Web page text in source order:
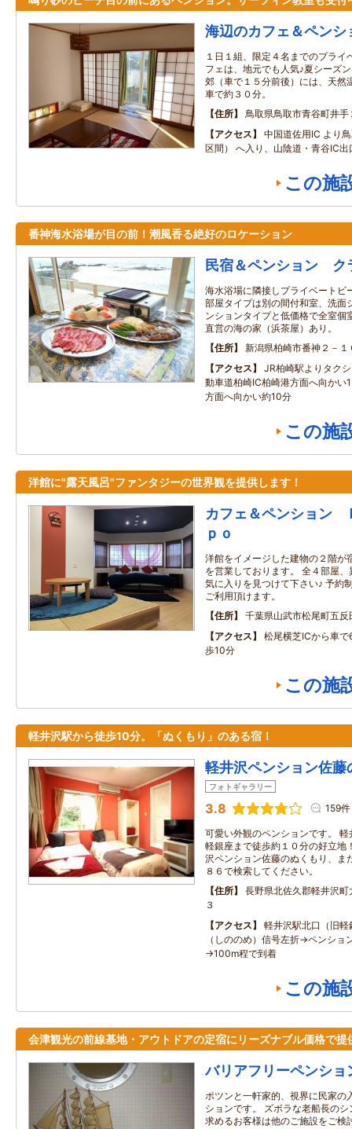
海辺のカフェ＆ペン
１日１組、限定４名までのプライ
フェは、地元でも人気♪夏シーズ
郊（車で１５分前後）には、天然
車で約３０分。
住所
鳥取県鳥取市青谷町井手
アクセス
中国道佐用IC より
区間） へ入り、山陰道・青谷IC
この施
番神海水浴場が目の前！潮風香る絶好のロケーション
民宿＆ペンション ク
海水浴場に隣接しプライベートビ
部屋タイプは別の間付和室、洗面
ンションタイプと低価格で全室
直営の海の家（浜茶屋）あり。
住所
新潟県柏崎市番神２－１
アクセス
JR柏崎駅よりタク
動車道柏崎IC柏崎港方面へ向かい
方面へ向かい約10分
この施
洋館に"露天風呂"ファンタジーの世界観を提供します！
カフェ＆ペンション
ｐｏ
洋館をイメージした建物の２階が
を営業しております。 全４部屋
気に入りを見つけて下さい♪ 予約
ご利用頂けます。
住所
千葉県山武市松尾町五反
アクセス
松尾横芝ICから車
歩10分
この施
軽井沢駅から徒歩10分。「ぬくもり」のある宿！
軽井沢ペンション佐藤
フォトギャラリー
3.8 159件
可愛い外観のペンションです。
軽銀座まで徒歩約１０分の好立地
沢ペンション佐藤のぬくもり、ま
８６で検索してください。
住所
長野県北佐久郡軽井沢
３
アクセス
軽井沢駅北口（旧
（しののめ）信号左折→ペンショ
→100m程で到着
この施
会津観光の前線基地・アウトドアの定宿にリーズナブル価格で提
バリアフリーペンシ
ポツンと一軒家的、視界に民家の
ションです。 ズボラな老船長の
求めるお客様は他のご施設をご検